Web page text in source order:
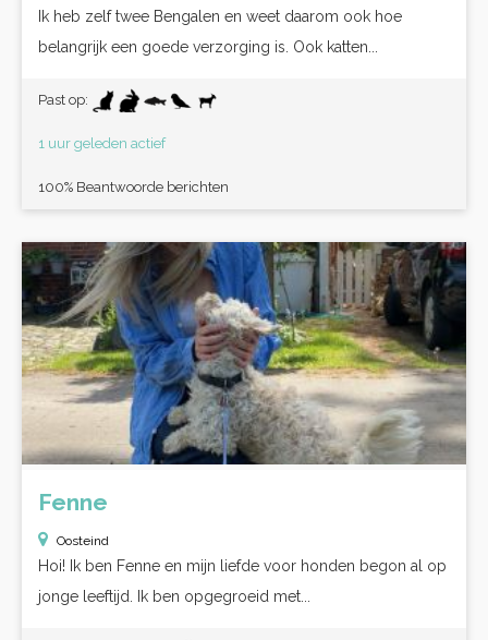
Ik heb zelf twee Bengalen en weet daarom ook hoe
belangrijk een goede verzorging is. Ook katten...
Past op:
1 uur geleden actief
100% Beantwoorde berichten
Fenne
Oosteind
Hoi! Ik ben Fenne en mijn liefde voor honden begon al op
jonge leeftijd. Ik ben opgegroeid met...